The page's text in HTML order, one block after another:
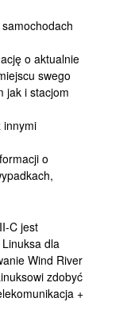
o aktualnie
swego
jak i stacjom
innymi
o
C jest
dla
Wind River
zdobyć
+